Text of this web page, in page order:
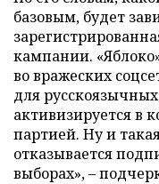
базовым, будет
кампании.
во вражеских
для
активизируется в
партией. Ну и
отказывается
выборах», –